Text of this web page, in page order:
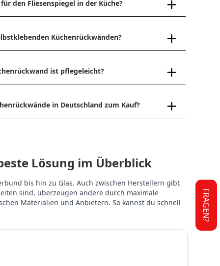
sehr schnell.
den Fliesenspiegel in der Küche?
Küchenrückwänden?
ist pflegeleicht?
in Deutschland zum Kauf?
Lösung im Überblick
bis hin zu Glas. Auch zwischen Herstellern gibt
sind, überzeugen andere durch maximale
Materialien und Anbietern. So kannst du schnell
FRAGEN?